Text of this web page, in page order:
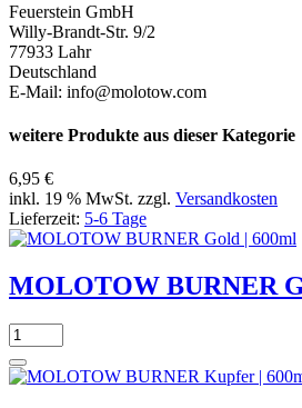
Feuerstein GmbH
Willy-Brandt-Str. 9/2
77933 Lahr
Deutschland
E-Mail: info@molotow.com
weitere Produkte aus dieser Kategorie
6,95 €
inkl. 19 % MwSt. zzgl. Versandkosten
Lieferzeit: 5-6 Tage
MOLOTOW BURNER